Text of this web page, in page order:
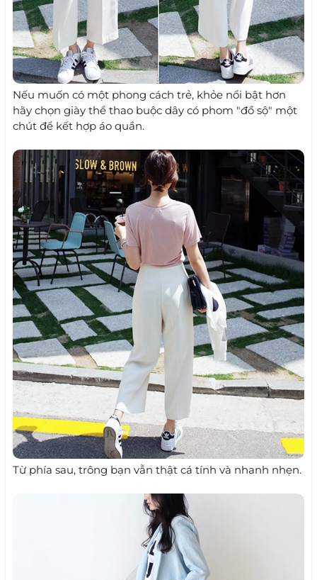
Nếu muốn có một phong cách trẻ, khỏe nổi bật hơn
hãy chọn giày thể thao buộc dây có phom "đồ sộ" một
chút để kết hợp áo quần.
Từ phía sau, trông bạn vẫn thật cá tính và nhanh nhẹn.